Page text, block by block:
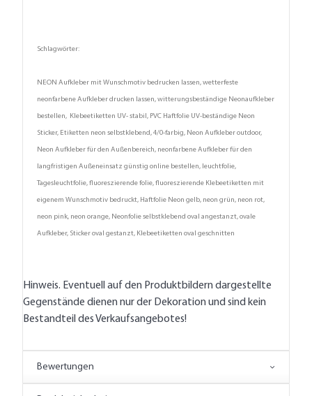
Schlagwörter:
NEON Aufkleber mit Wunschmotiv bedrucken lassen, wetterfeste
neonfarbene Aufkleber drucken lassen, witterungsbeständige Neonaufkleber
bestellen, Klebeetiketten UV- stabil, PVC Haftfolie UV-beständige Neon
Sticker, Etiketten neon selbstklebend, 4/0-farbig, Neon Aufkleber outdoor,
Neon Aufkleber für den Außenbereich, neonfarbene Aufkleber für den
langfristigen Außeneinsatz günstig online bestellen, leuchtfolie,
Tagesleuchtfolie, fluoreszierende folie, fluoreszierende Klebeetiketten mit
eigenem Wunschmotiv bedruckt, Haftfolie Neon gelb, neon grün, neon rot,
neon pink, neon orange, Neonfolie selbstklebend oval angestanzt, ovale
Aufkleber, Sticker oval gestanzt, Klebeetiketten oval geschnitten
Hinweis. Eventuell auf den Produktbildern dargestellte
Gegenstände dienen nur der Dekoration und sind kein
Bestandteil des Verkaufsangebotes!
Bewertungen